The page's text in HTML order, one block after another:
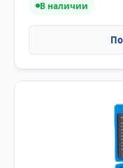
В наличии